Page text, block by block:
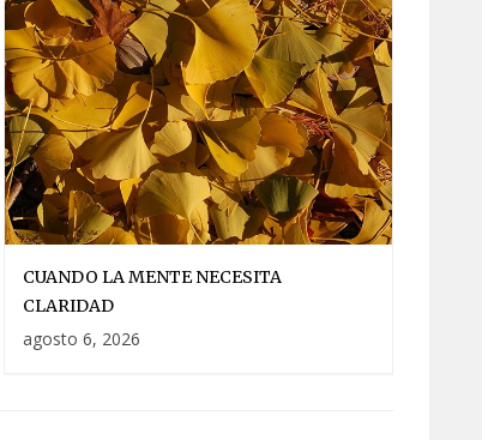
CUANDO LA MENTE NECESITA
CLARIDAD
agosto 6, 2026